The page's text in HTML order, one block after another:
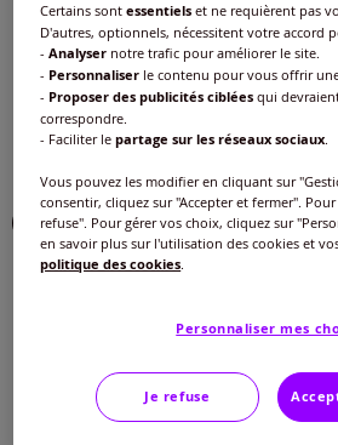
Mi-bas de support
Réf : 180.730.038
Couleur :beige
180 den
Veuillez sélectionner une taille
Certains sontessentiels et ne requièrent pas
D'autres, optionnels, nécessitent votre accord
-Analyser notre trafic pour améliorer le site.
- Personnaliser le contenu pour vous offrir
- Proposer des publicités ciblées qui
correspondre.
- Faciliter lepartage sur les réseaux sociaux.
Vous pouvez les modifier en cliquant sur
consentir, cliquez sur "Accepter et fermer".
refuse". Pour gérer vos choix, cliquez sur
en savoir plus sur l'utilisation des cookies et
politique des cookies.
Personnaliser mes
Je refuse